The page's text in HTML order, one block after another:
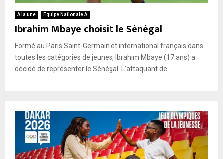
A la une Equipe Nationale A
Ibrahim Mbaye choisit le Sénégal
Formé au Paris Saint-Germain et international français dans
toutes les catégories de jeunes, Ibrahim Mbaye (17 ans) a
décidé de représenter le Sénégal. L’attaquant de...